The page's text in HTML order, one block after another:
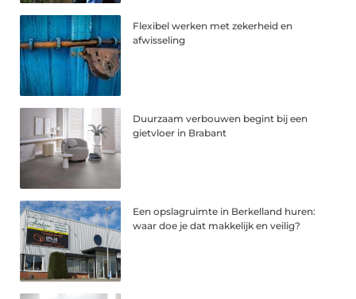
Flexibel werken met zekerheid en
afwisseling
Duurzaam verbouwen begint bij een
gietvloer in Brabant
Een opslagruimte in Berkelland huren:
waar doe je dat makkelijk en veilig?